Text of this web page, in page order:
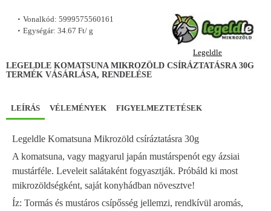
Vonalkód: 5999575560161
Egységár: 34.67 Ft/ g
Legeldle
LEGELDLE KOMATSUNA MIKROZÖLD CSÍRÁZTATÁSRA 30G
TERMÉK VÁSÁRLÁSA, RENDELÉSE
LEÍRÁS VÉLEMÉNYEK FIGYELMEZTETÉSEK
Legeldle Komatsuna Mikrozöld csíráztatásra 30g
A komatsuna, vagy magyarul japán mustárspenót egy ázsiai
mustárféle. Leveleit salátaként fogyasztják. Próbáld ki most
mikrozöldségként, saját konyhádban növesztve!
Íz: Tormás és mustáros csípősség jellemzi, rendkívül aromás,